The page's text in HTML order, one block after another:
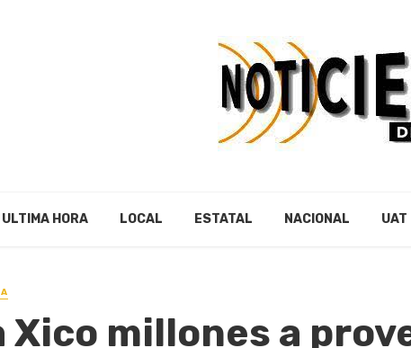
ULTIMA HORA LOCAL ESTATAL NACIONAL UAT
Xico millones a